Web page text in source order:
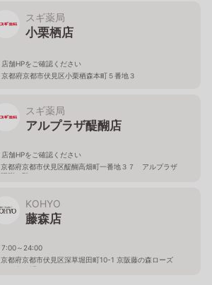
スギ薬局
小栗栖店
店舗HPをご確認ください
京都府京都市伏見区小栗栖森本町５番地３
スギ薬局
アルプラザ醍醐店
店舗HPをご確認ください
京都府京都市伏見区醍醐高畑町一番地３７ アルプラザ
醍醐２階
KOHYO
藤森店
7:00～24:00
京都府京都市伏見区深草堀田町10-1 京阪藤の森ローズ
センター1F